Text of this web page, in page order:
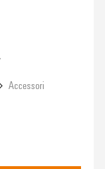
Accessori